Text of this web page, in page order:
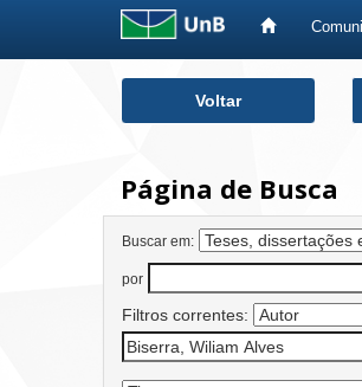
Voltar
Página de Busca
Buscar em:
por
Filtros correntes: